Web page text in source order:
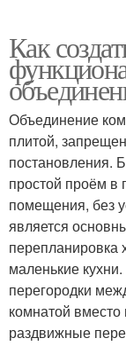
Как
Объединение
плитой,
постановления.
простой проём в
помещения, без
является
перепланировка
маленькие
перегородки
комнатой
раздвижные